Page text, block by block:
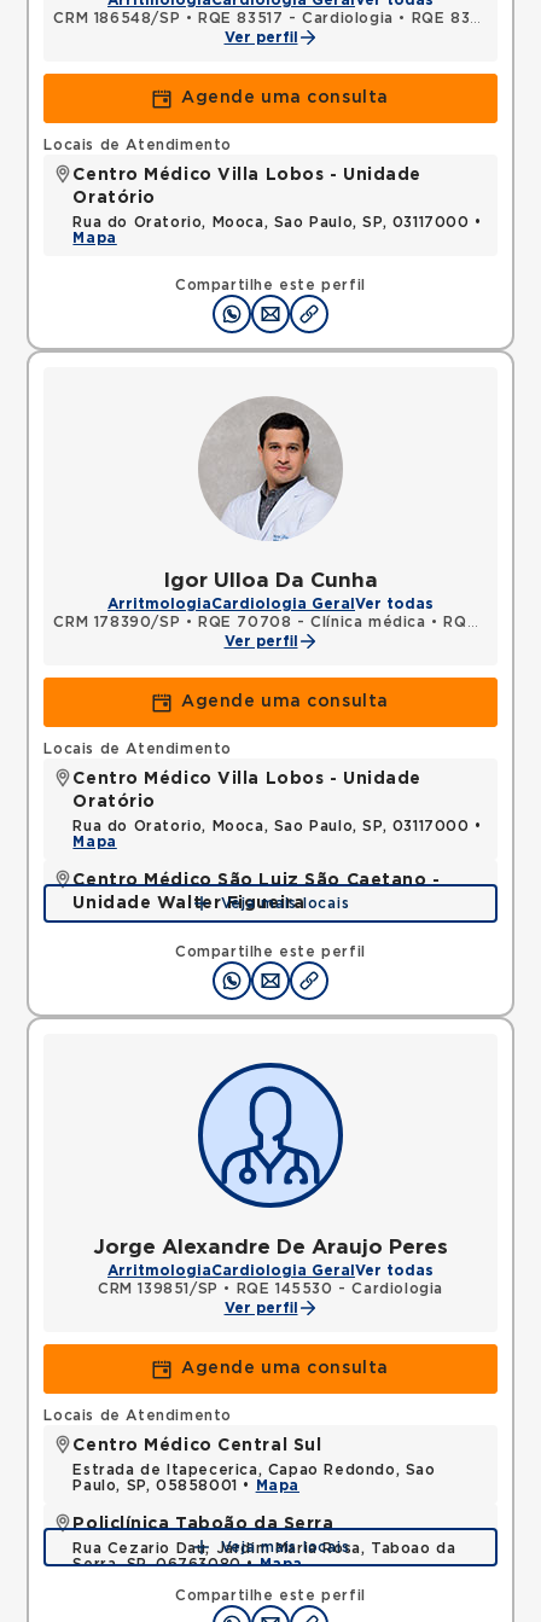
CRM 186548/SP • RQE 83517 - Cardiologia •
RQE 83518 - Clínica médica
Ver perfil
Agende uma consulta
Compartilhe este perfil
Locais de Atendimento
Centro Médico Villa Lobos - Unidade
Oratório
Rua do Oratorio, Mooca, Sao Paulo, SP, 03117000 •
Mapa
Igor Ulloa Da Cunha
ArritmologiaCardiologia Geral Ver todas
CRM 178390/SP • RQE 70708 - Clínica médica •
RQE 70709 - Cardiologia
Ver perfil
Agende uma consulta
Compartilhe este perfil
Locais de Atendimento
Centro Médico Villa Lobos - Unidade
Oratório
Rua do Oratorio, Mooca, Sao Paulo, SP, 03117000 •
Mapa
Centro Médico São Luiz São Caetano -
Unidade Walter Figueira
Rua Walter Figueira, Ceramica, Sao Caetano do
Sul, SP, 09531205 •
Mapa
Veja mais locais
Jorge Alexandre De Araujo Peres
ArritmologiaCardiologia Geral Ver todas
CRM 139851/SP •
RQE 145530 - Cardiologia
Ver perfil
Agende uma consulta
Compartilhe este perfil
Locais de Atendimento
Centro Médico Central Sul
Estrada de Itapecerica, Capao Redondo, Sao
Paulo, SP, 05858001 •
Mapa
Policlínica Taboão da Serra
Rua Cezario Dau, Jardim Maria Rosa, Taboao da
Serra, SP, 06763080 •Mapa
Veja mais locais